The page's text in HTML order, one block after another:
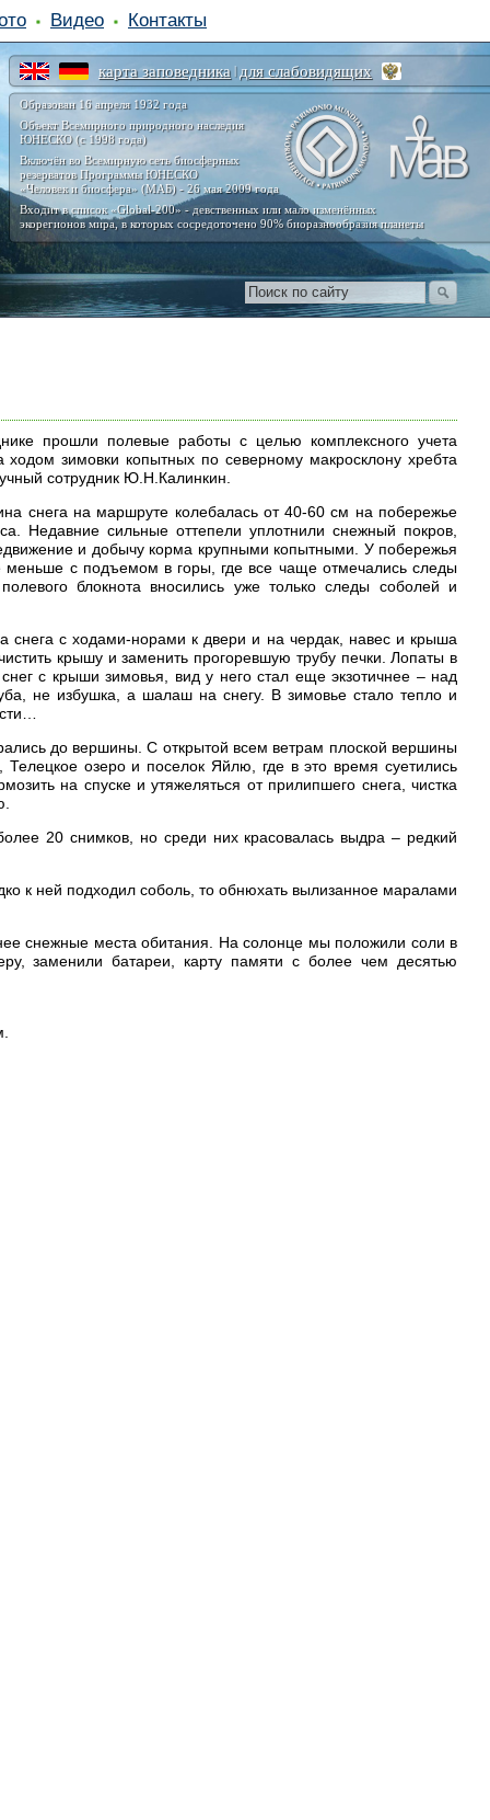
карта заповедника | для слабовидящих
Образован 16 апреля 1932 года
Объект Всемирного природного наследия
ЮНЕСКО (с 1998 года)
Включён во Всемирную сеть биосферных
резерватов Программы ЮНЕСКО
«Человек и биосфера» (МАБ) - 26 мая 2009 года
Входит в список «Global-200» - девственных или мало изменённых
экорегионов мира, в которых сосредоточено 90% биоразнообразия планеты
Видео Контакты
прошли полевые работы с целью комплексного учета
зимовки копытных по северному макросклону хребта
сотрудник Ю.Н.Калинкин.
снега на маршруте колебалась от 40-60 см на побережье
Недавние сильные оттепели уплотнили снежный покров,
и добычу корма крупными копытными. У побережья
меньше с подъемом в горы, где все чаще отмечались следы
блокнота вносились уже только следы соболей и
снега с ходами-норами к двери и на чердак, навес и крыша
крышу и заменить прогоревшую трубу печки. Лопаты в
с крыши зимовья, вид у него стал еще экзотичнее – над
не избушка, а шалаш на снегу. В зимовье стало тепло и
до вершины. С открытой всем ветрам плоской вершины
Телецкое озеро и поселок Яйлю, где в это время суетились
на спуске и утяжеляться от прилипшего снега, чистка
20 снимков, но среди них красовалась выдра – редкий
к ней подходил соболь, то обнюхать вылизанное маралами
снежные места обитания. На солонце мы положили соли в
заменили батареи, карту памяти с более чем десятью